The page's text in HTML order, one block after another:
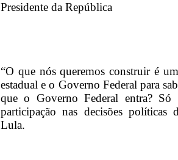
Presidente da República
“O que nós queremos construir é
estadual e o Governo Federal para
que o Governo Federal entra?
participação nas decisões políticas
Lula.